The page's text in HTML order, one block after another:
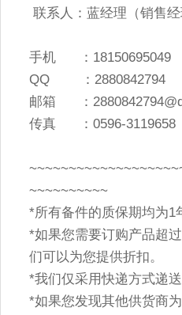
联系人：蓝经
手机 ：18150695049
QQ ：
邮箱 ：
传真 ：0596-
~~~~~~~~~~
*所有备件的质保期均为1
*如果您需要订购产品超
们可以为您提供折扣。
*我们仅采用快递方式递送
*如果您发现其他供货商